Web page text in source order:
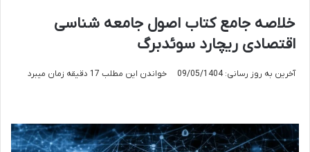
خلاصه جامع کتاب اصول جامعه شناسی
اقتصادی ریچارد سوئدبرگ
آخرین به روز رسانی: 09/05/1404 خواندن این مطلب 17 دقیقه زمان میبرد